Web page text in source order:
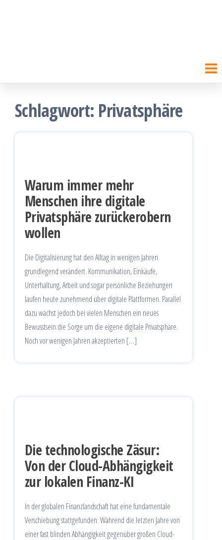
Schlagwort: Privatsphäre
Warum immer mehr
Menschen ihre digitale
Privatsphäre zurückerobern
wollen
Die Digitalisierung hat den Alltag in wenigen Jahren
grundlegend verändert. Kommunikation, Einkäufe,
Unterhaltung, Arbeit und sogar persönliche Beziehungen
laufen heute zunehmend über digitale Plattformen. Parallel
dazu wächst jedoch bei vielen Menschen ein neues
Bewusstsein:die Sorge um die eigene digitale Privatsphäre.
Noch vor wenigen Jahren akzeptierten […]
Die technologische Zäsur:
Von der Cloud-Abhängigkeit
zur lokalen Finanz-KI
In der globalen Finanzlandschaft hat eine fundamentale
Verschiebung stattgefunden. Während die letzten Jahre von
einer fast blinden Abhängigkeit gegenüber großen Cloud-